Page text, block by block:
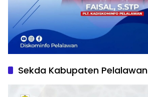
Sekda Kabupaten Pelalawan